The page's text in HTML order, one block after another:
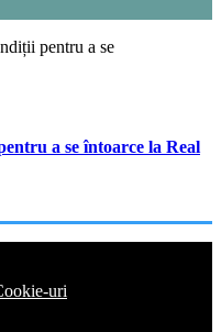
a se întoarce la Real
uri